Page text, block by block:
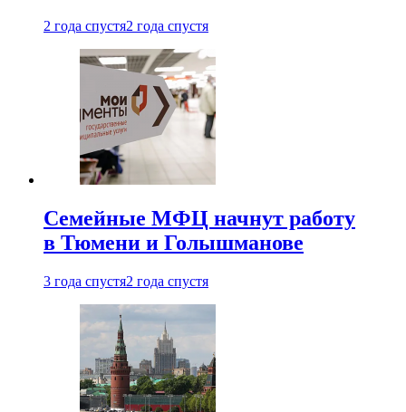
2 года спустя2 года спустя
Семейные МФЦ начнут работу
в Тюмени и Голышманове
3 года спустя2 года спустя